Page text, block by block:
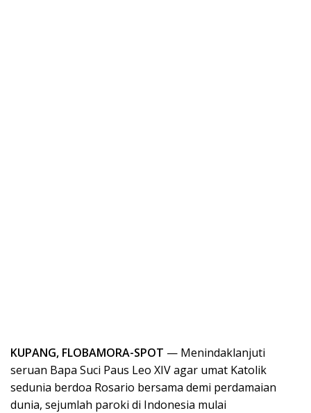
KUPANG, FLOBAMORA-SPOT — Menindaklanjuti
seruan Bapa Suci Paus Leo XIV agar umat Katolik
sedunia berdoa Rosario bersama demi perdamaian
dunia, sejumlah paroki di Indonesia mulai